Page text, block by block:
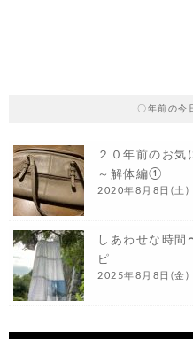
〇年前の今
２０年前のお気
～解体編①
2020年8月8日(土)
しあわせな時間
ピ
2025年8月8日(金)